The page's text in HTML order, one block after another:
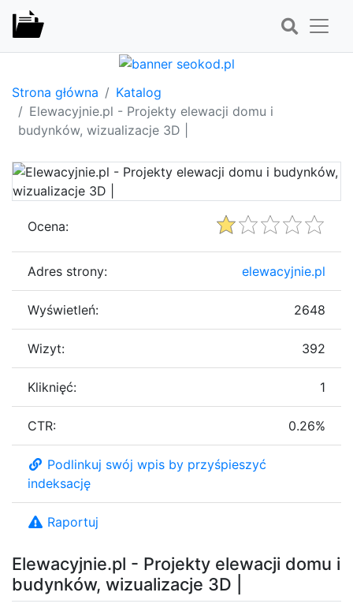
Strona główna
Katalog
Elewacyjnie.pl - Projekty elewacji domu i
budynków, wizualizacje 3D |
Elewacyjnie.pl - Projekty elewacji domu i
budynków, wizualizacje 3D |
Ocena:
Adres strony: elewacyjnie.pl
Wyświetleń: 2648
Wizyt: 392
Kliknięć: 1
CTR: 0.26%
Podlinkuj swój wpis by przyśpieszyć
indeksację
Raportuj